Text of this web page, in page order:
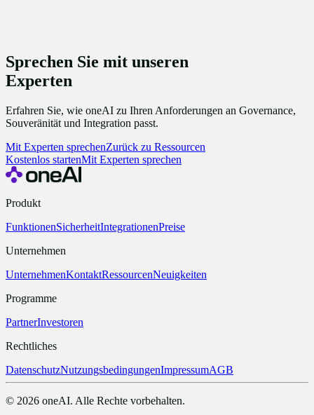
Sprechen Sie mit unseren
Experten
Erfahren Sie, wie oneAI zu Ihren Anforderungen an Governance,
Souveränität und Integration passt.
Mit Experten sprechenZurück zu Ressourcen
Kostenlos startenMit Experten sprechen
Produkt
FunktionenSicherheitIntegrationenPreise
Unternehmen
UnternehmenKontaktRessourcenNeuigkeiten
Programme
PartnerInvestoren
Rechtliches
DatenschutzNutzungsbedingungenImpressumAGB
© 2026 oneAI. Alle Rechte vorbehalten.